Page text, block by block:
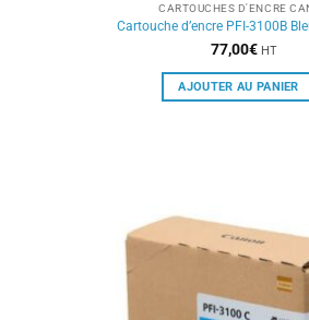
CARTOUCHES D'ENCRE
Cartouche d’encre PFI-3100B
77,00€ HT
AJOUTER AU PANIER